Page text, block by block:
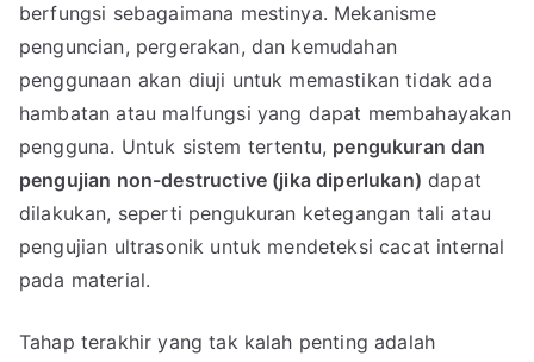
berfungsi sebagaimana mestinya. Mekanisme
penguncian, pergerakan, dan kemudahan
penggunaan akan diuji untuk memastikan tidak ada
hambatan atau malfungsi yang dapat membahayakan
pengguna. Untuk sistem tertentu, pengukuran dan
pengujian non-destructive (jika diperlukan) dapat
dilakukan, seperti pengukuran ketegangan tali atau
pengujian ultrasonik untuk mendeteksi cacat internal
pada material.
Tahap terakhir yang tak kalah penting adalah